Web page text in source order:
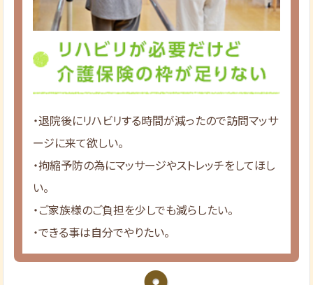
・退院後にリハビリする時間が減ったので訪問マッサ
ージに来て欲しい。
・拘縮予防の為にマッサージやストレッチをしてほし
い。
・ご家族様のご負担を少しでも減らしたい。
・できる事は自分でやりたい。